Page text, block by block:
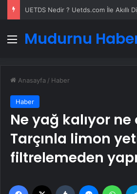
MenüMudurnu
Anasayfa / Haber
Haber
Ne yağ kalıyor
Tarçınla limon
filtrelemeden
Facebook Tumblr Messenger